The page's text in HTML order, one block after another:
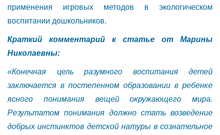
применения игровых методов в экологическом
воспитании дошкольников.
Краткий комментарий к статье от Марины
Николаевны:
«Конечная цель разумного воспитания детей
заключается в постепенном образовании в ребенке
ясного понимания вещей окружающего мира.
Результатом понимания должно стать возведение
добрых инстинктов детской натуры в сознательное